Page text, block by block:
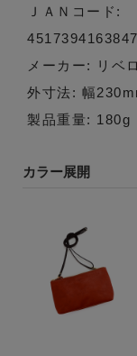
ＪＡＮコード:
メーカー: リベ
外寸法: 幅
製品重量: 180g
カラー展開